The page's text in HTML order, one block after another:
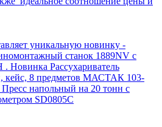
уникальную новинку -
станок 1889NV с
. Новинка Рассухариватель
кейс, 8 предметов МАСТАК 103-
напольный на 20 тонн с
SD0805C